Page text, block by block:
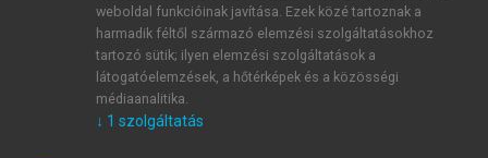
E-MAIL-CÍMweboldal funkcióinak javítása. Ezek közé tartoznak a
harmadik féltől származó elemzési szolgáltatásokhoz
tartozó sütik; ilyen elemzési szolgáltatások a
látogatóelemzések, a hőtérképek és a közösségi
médiaanalitika.
↓ 1 szolgáltatás